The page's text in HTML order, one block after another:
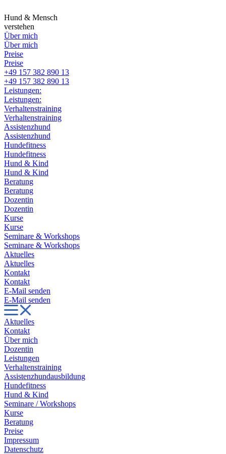
Inhalt
springen
Hund & Mensch
verstehen
Über mich
Über mich
Preise
Preise
+49 157 382 890 13
+49 157 382 890 13
Leistungen:
Leistungen:
Verhaltenstraining
Verhaltenstraining
Assistenzhund
Assistenzhund
Hundefitness
Hundefitness
Hund & Kind
Hund & Kind
Beratung
Beratung
Dozentin
Dozentin
Kurse
Kurse
Seminare & Workshops
Seminare & Workshops
Aktuelles
Aktuelles
Kontakt
Kontakt
E-Mail senden
E-Mail senden
Aktuelles
Kontakt
Über mich
Dozentin
Leistungen
Verhaltenstraining
Assistenzhundausbildung
Hundefitness
Hund & Kind
Seminare / Workshops
Kurse
Beratung
Preise
Impressum
Datenschutz